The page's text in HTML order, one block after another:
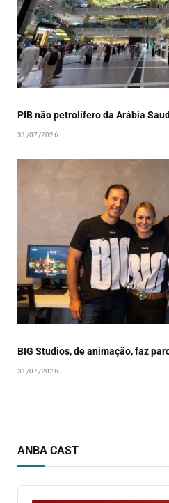
PIB não petrolífero da Arábia
31/07/2026
BIG Studios, de animação, faz
31/07/2026
ANBA CAST
Audio